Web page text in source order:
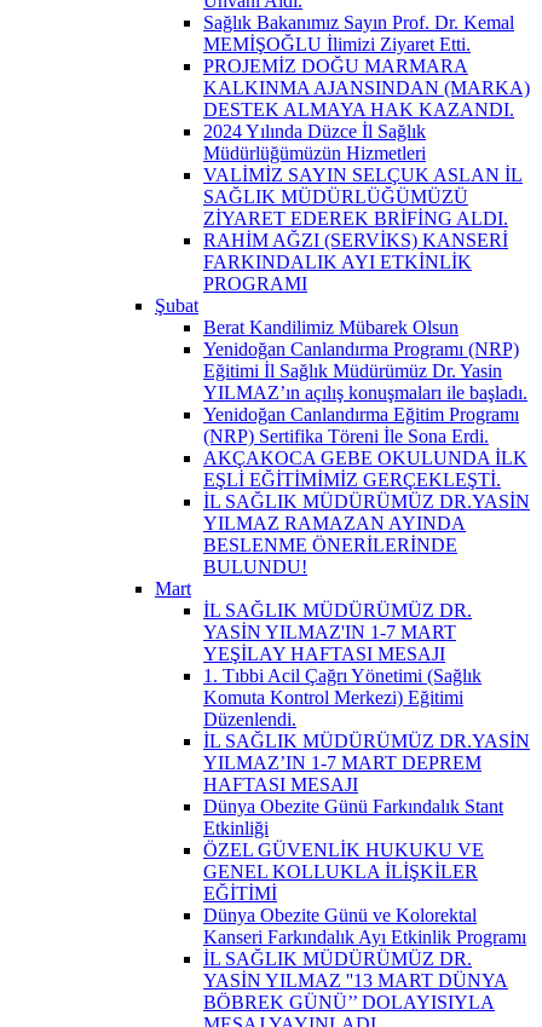
Sağlık Bakanımız Sayın Prof. Dr. Kemal
MEMİŞOĞLU İlimizi Ziyaret Etti.
PROJEMİZ DOĞU MARMARA
KALKINMA AJANSINDAN (MARKA)
DESTEK ALMAYA HAK KAZANDI.
2024 Yılında Düzce İl Sağlık
Müdürlüğümüzün Hizmetleri
VALİMİZ SAYIN SELÇUK ASLAN İL
SAĞLIK MÜDÜRLÜĞÜMÜZÜ
ZİYARET EDEREK BRİFİNG ALDI.
RAHİM AĞZI (SERVİKS) KANSERİ
FARKINDALIK AYI ETKİNLİK
PROGRAMI
Şubat
Berat Kandilimiz Mübarek Olsun
Yenidoğan Canlandırma Programı (NRP)
Eğitimi İl Sağlık Müdürümüz Dr. Yasin
YILMAZ’ın açılış konuşmaları ile başladı.
Yenidoğan Canlandırma Eğitim Programı
(NRP) Sertifika Töreni İle Sona Erdi.
AKÇAKOCA GEBE OKULUNDA İLK
EŞLİ EĞİTİMİMİZ GERÇEKLEŞTİ.
İL SAĞLIK MÜDÜRÜMÜZ DR.YASİN
YILMAZ RAMAZAN AYINDA
BESLENME ÖNERİLERİNDE
BULUNDU!
Mart
İL SAĞLIK MÜDÜRÜMÜZ DR.
YASİN YILMAZ'IN 1-7 MART
YEŞİLAY HAFTASI MESAJI
1. Tıbbi Acil Çağrı Yönetimi (Sağlık
Komuta Kontrol Merkezi) Eğitimi
Düzenlendi.
İL SAĞLIK MÜDÜRÜMÜZ DR.YASİN
YILMAZ’IN 1-7 MART DEPREM
HAFTASI MESAJI
Dünya Obezite Günü Farkındalık Stant
Etkinliği
ÖZEL GÜVENLİK HUKUKU VE
GENEL KOLLUKLA İLİŞKİLER
EĞİTİMİ
Dünya Obezite Günü ve Kolorektal
Kanseri Farkındalık Ayı Etkinlik Programı
İL SAĞLIK MÜDÜRÜMÜZ DR.
YASİN YILMAZ ''13 MART DÜNYA
BÖBREK GÜNÜ’’ DOLAYISIYLA